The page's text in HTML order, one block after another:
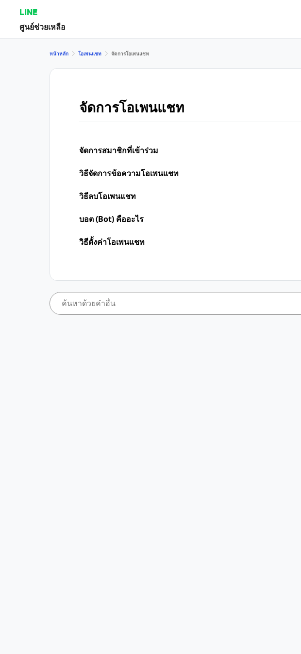
LINE
ศูนย์ช่วยเหลือ
หน้าหลัก โอเพนแชท จัดการโอเพนแชท
จัดการโอเพนแชท
จัดการสมาชิกที่เข้าร่วม
วิธีจัดการข้อความโอเพนแชท
วิธีลบโอเพนแชท
บอต (Bot) คืออะไร
วิธีตั้งค่าโอเพนแชท